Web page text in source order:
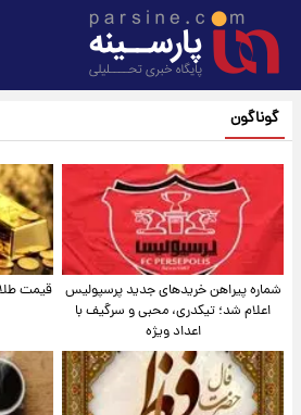
گوناگون
شماره پیراهن خریدهای جدید پرسپولیس
اعلام شد؛ تیکدری، محبی و سرگیف با
اعداد ویژه